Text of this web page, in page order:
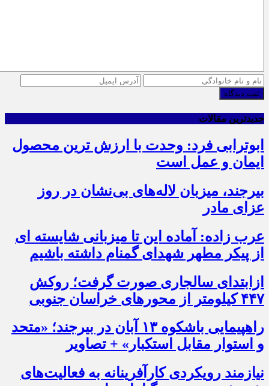
ثبت دیدگاه
جدیدترین مقالات
ابوترابی فرد: وحدت با ارزش ترین محصول
ایمان و عمل است
بیرجند، میزبان لاله‌های بی‌نشان در روز
عزای مادر
عرب زاده: آماده این تا میزبانی شایسته ای
از پیکر مطهر شهدای گمنام داشته باشیم
ازابتدای سالجاری صورت گرفت؛ روکش
۴۴۷ کیلومتر از محورهای خراسان جنوبی
راهپیمایی باشکوه ۱۳ آبان در بیرجند؛ «متحد
و استوار مقابل استکبار» + تصاویر
نیازمند رویکردی کارآفرینانه به فعالیت‌های